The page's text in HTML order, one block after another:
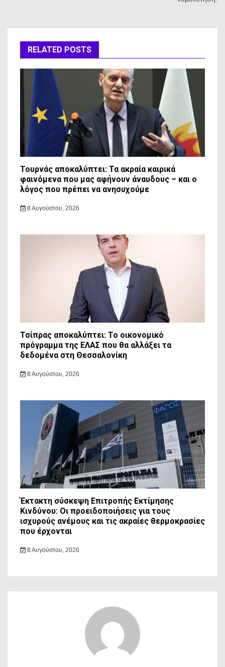
RELATED POSTS
Τουρνάς αποκαλύπτει: Τα ακραία καιρικά
φαινόμενα που μας αφήνουν άναυδους – και ο
λόγος που πρέπει να ανησυχούμε
8 Αυγούστου, 2026
Τσίπρας αποκαλύπτει: Το οικονομικό
πρόγραμμα της ΕΛΑΣ που θα αλλάξει τα
δεδομένα στη Θεσσαλονίκη
8 Αυγούστου, 2026
Έκτακτη σύσκεψη Επιτροπής Εκτίμησης
Κινδύνου: Οι προειδοποιήσεις για τους
ισχυρούς ανέμους και τις ακραίες θερμοκρασίες
που έρχονται
8 Αυγούστου, 2026